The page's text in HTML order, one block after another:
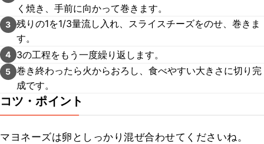
く焼き、手前に向かって巻きます。
3 残りの1を1/3量流し入れ、スライスチーズをのせ、巻きま
す。
4 3の工程をもう一度繰り返します。
5 巻き終わったら火からおろし、食べやすい大きさに切り完
成です。
コツ・ポイント
マヨネーズは卵としっかり混ぜ合わせてくださいね。